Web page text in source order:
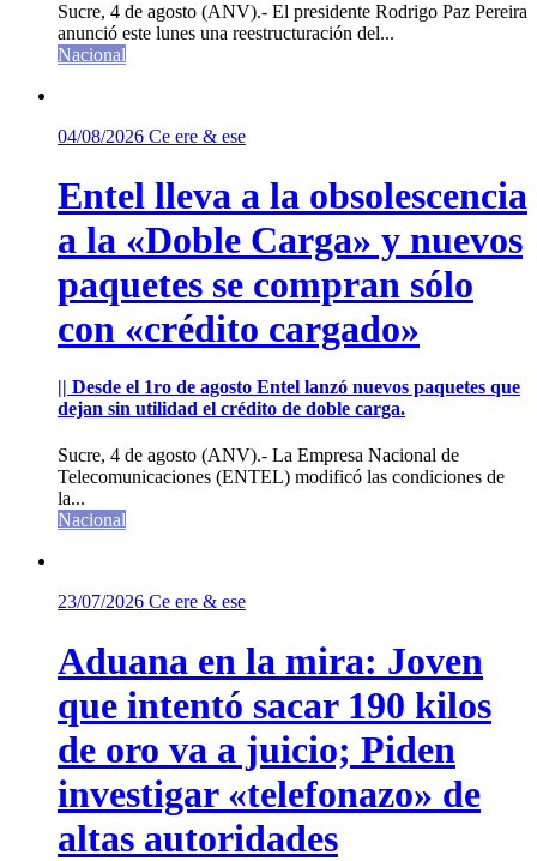
Sucre, 4 de agosto (ANV).- El presidente Rodrigo Paz Pereira
anunció este lunes una reestructuración del...
Nacional
04/08/2026 Ce ere & ese
Entel lleva a la obsolescencia
a la «Doble Carga» y nuevos
paquetes se compran sólo
con «crédito cargado»
|| Desde el 1ro de agosto Entel lanzó nuevos paquetes que
dejan sin utilidad el crédito de doble carga.
Sucre, 4 de agosto (ANV).- La Empresa Nacional de
Telecomunicaciones (ENTEL) modificó las condiciones de
la...
Nacional
23/07/2026 Ce ere & ese
Aduana en la mira: Joven
que intentó sacar 190 kilos
de oro va a juicio; Piden
investigar «telefonazo» de
altas autoridades